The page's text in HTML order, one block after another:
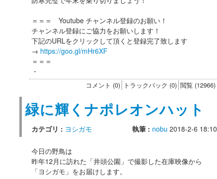
＝＝＝ Youtube チャンネル登録のお願い！
チャンネル登録にご協力をお願いします！
下記のURLをクリックして頂くと登録完了致します
→ https://goo.gl/mHr6XF
＝＝＝
・
コメント (0) トラックバック (0) 閲覧 (12966)
緑に輝くナポレオンハット
カテゴリ : ヨシガモ 執筆 : nobu 2018-2-6 18:10
今日の野鳥は
昨年12月に訪れた「井頭公園」で撮影した在庫映像から
「ヨシガモ」をお届けします。